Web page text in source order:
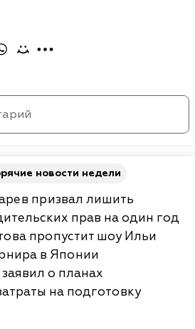
новости недели
призвал лишить
прав на один год
пропустит шоу Ильи
в Японии
о планах
на подготовку